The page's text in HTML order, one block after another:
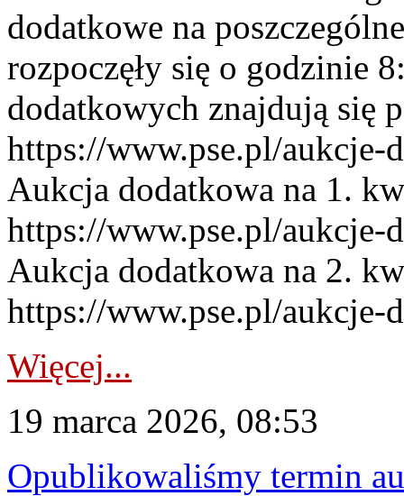
dodatkowe na
rozpoczęły się o godzinie
dodatkowych znajdują się
https://www.pse.pl/
Aukcja dodatkowa na 1.
https://www.pse.pl/
Aukcja dodatkowa na 2.
https://www.pse.pl/aukcje-
Więcej...
19 marca 2026, 08:53
Opublikowaliśmy termin